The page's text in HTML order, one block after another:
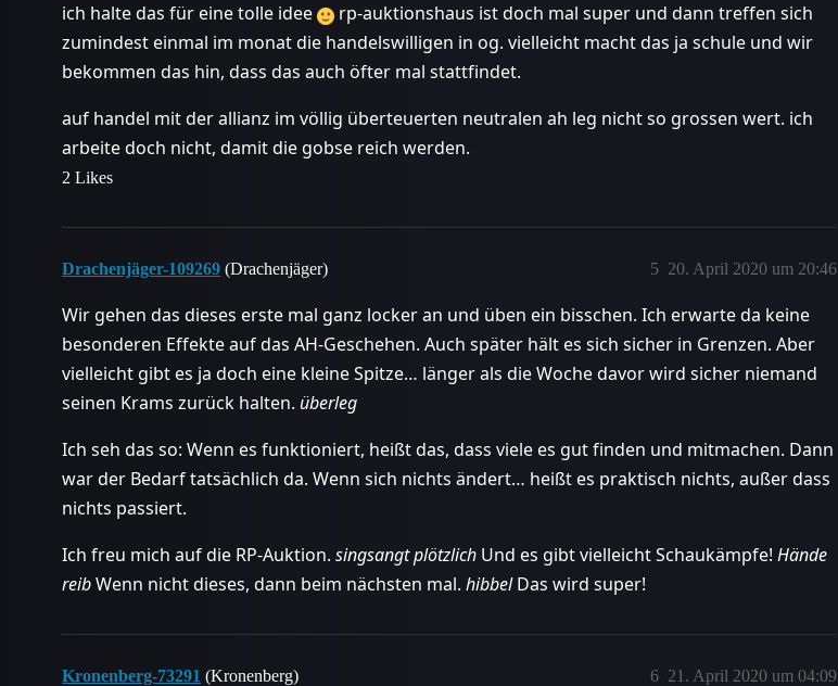
ich halte das für eine tolle idee
rp-auktionshaus ist doch mal super und dann treffen sich
zumindest einmal im monat die handelswilligen in og. vielleicht macht das ja schule und wir
bekommen das hin, dass das auch öfter mal stattfindet.
auf handel mit der allianz im völlig überteuerten neutralen ah leg nicht so grossen wert. ich
arbeite doch nicht, damit die gobse reich werden.
2 Likes
Drachenjäger-109269 (Drachenjäger) 20. April 2020 um 20:46
5
Wir gehen das dieses erste mal ganz locker an und üben ein bisschen. Ich erwarte da keine
besonderen Effekte auf das AH-Geschehen. Auch später hält es sich sicher in Grenzen. Aber
vielleicht gibt es ja doch eine kleine Spitze… länger als die Woche davor wird sicher niemand
seinen Krams zurück halten. überleg
Ich seh das so: Wenn es funktioniert, heißt das, dass viele es gut finden und mitmachen. Dann
war der Bedarf tatsächlich da. Wenn sich nichts ändert… heißt es praktisch nichts, außer dass
nichts passiert.
Ich freu mich auf die RP-Auktion. singsangt plötzlich Und es gibt vielleicht Schaukämpfe! Hände
reibWenn nicht dieses, dann beim nächsten mal. hibbelDas wird super!
Kronenberg-73291 (Kronenberg) 21. April 2020 um 04:09
6